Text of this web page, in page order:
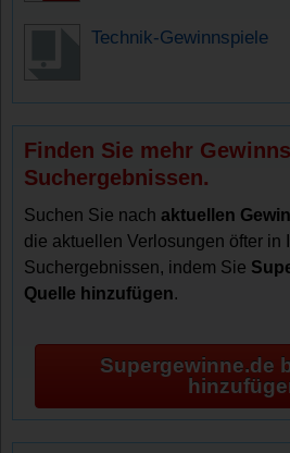
Technik-Gewinnspiele
Finden Sie mehr
Suchergebnissen.
Suchen Sie nachaktuellen
die aktuellen Verlosungen öfter in
Suchergebnissen, indem Sie
Quelle hinzufügen.
Supergewinne.de